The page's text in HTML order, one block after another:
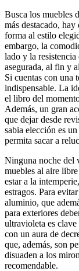
Busca los muebles
más destacado,
forma al estilo
embargo, la
lado y la resistencia
asegurada, al fin y
Si cuentas con una
indispensable. La
el libro del
Además, un gran
que dejar desde
sabia elección es
permita sacar a
Ninguna noche del
muebles al aire
estar a la
estragos. Para
aluminio, que
para exteriores
ultravioleta es clave
con un aura de
que, además, son
disuaden a los
recomendable.